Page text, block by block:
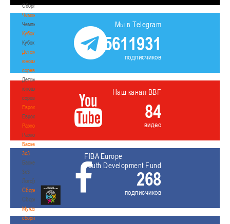
Сборные
Чемпионат
Чемпионат
Кубок
Кубок
Детско-
юношеские
соревнования
Детско-
юношеские
соревнования
Еврокубки
Еврокубки
Разное
Разное
Баскетбол
3х3
Баскетбол
3х3
Лого[modid=121]
Сборные
Сборные
Мужские
сборные
Мы в Telegram
5611931
подписчиков
Наш канал BBF
84
видео
FIBA Europe
Youth Development Fund
268
подписчиков